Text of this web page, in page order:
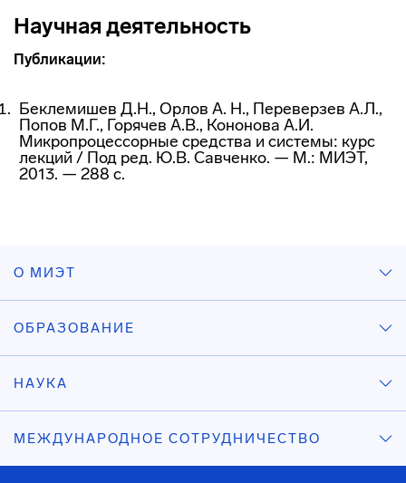
Научная деятельность
Публикации:
Беклемишев Д.Н., Орлов А. Н., Переверзев А.Л.,
Попов М.Г., Горячев А.В., Кононова А.И.
Микропроцессорные средства и системы: курс
лекций / Под ред. Ю.В. Савченко. — М.: МИЭТ,
2013. — 288 с.
О МИЭТ
ОБРАЗОВАНИЕ
НАУКА
МЕЖДУНАРОДНОЕ СОТРУДНИЧЕСТВО